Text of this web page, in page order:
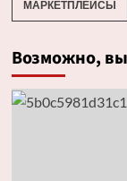
МАРКЕТПЛЕЙСЫ
Возможно,